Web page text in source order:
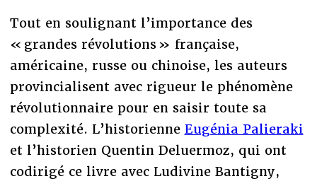
Tout en soulignant l’importance des
« grandes révolutions » française,
américaine, russe ou chinoise, les auteurs
provincialisent avec rigueur le phénomène
révolutionnaire pour en saisir toute sa
complexité. L’historienne Eugénia Palieraki
et l’historien Quentin Deluermoz, qui ont
codirigé ce livre avec Ludivine Bantigny,